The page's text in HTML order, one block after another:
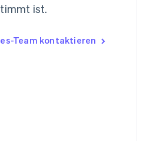
ist.
Team kontaktieren